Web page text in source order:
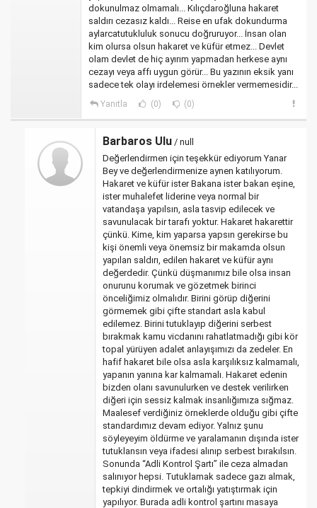
dokunulmaz olmamalı... Kılıçdaroğluna hakaret
saldırı cezasız kaldı... Reise en ufak dokundurma
aylarcatutukluluk sonucu doğruruyor... İnsan olan
kim olursa olsun hakaret ve küfür etmez... Devlet
olam devlet de hiç ayırım yapmadan herkese aynı
cezayı veya affı uygun görür... Bu yazının eksik yanı
sadece tek olayı irdelemesi örnekler vermemesidir...
Yanıtla (0) (0)
Barbaros Ulu / null
Değerlendirmen için teşekkür ediyorum Yanar
Bey ve değerlendirmenize aynen katılıyorum.
Hakaret ve küfür ister Bakana ister bakan eşine,
ister muhalefet liderine veya normal bir
vatandaşa yapılsın, asla tasvip edilecek ve
savunulacak bir tarafı yoktur. Hakaret hakarettir
çünkü. Kime, kim yaparsa yapsın gerekirse bu
kişi önemli veya önemsiz bir makamda olsun
yapılan saldırı, edilen hakaret ve küfür aynı
değerdedir. Çünkü düşmanımız bile olsa insan
onurunu korumak ve gözetmek birinci
önceliğimiz olmalıdır. Birini görüp diğerini
görmemek gibi çifte standart asla kabul
edilemez. Birini tutuklayıp diğerini serbest
bırakmak kamu vicdanını rahatlatmadığı gibi kör
topal yürüyen adalet anlayışımızı da zedeler. En
hafif hakaret bile olsa asla karşılıksız kalmamalı,
yapanın yanına kar kalmamalı. Hakaret edenin
bizden olanı savunulurken ve destek verilirken
diğeri için sessiz kalmak insanlığımıza sığmaz.
Maalesef verdiğiniz örneklerde olduğu gibi çifte
standardımız devam ediyor. Yalnız şunu
söyleyeyim öldürme ve yaralamanın dışında ister
tutuklansın veya ifadesi alınıp serbest bırakılsın.
Sonunda “Adli Kontrol Şartı” ile ceza almadan
salınıyor hepsi. Tutuklamak sadece gazı almak,
tepkiyi dindirmek ve ortalığı yatıştırmak için
yapılıyor. Burada adli kontrol şartını masaya